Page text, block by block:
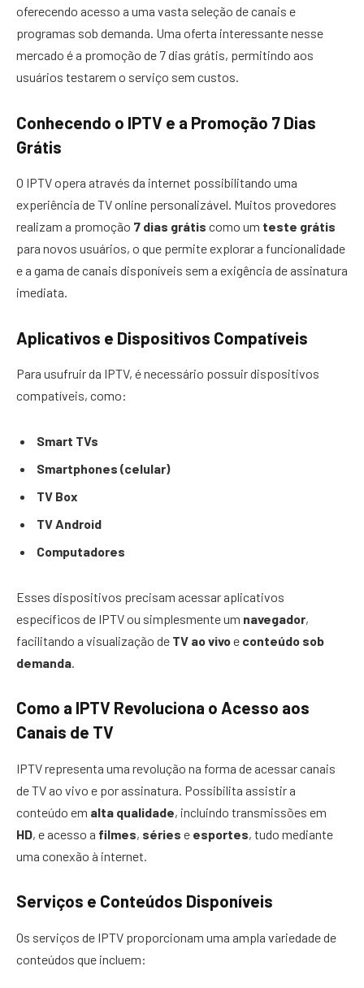
oferecendo acesso a uma vasta seleção de canais e
programas sob demanda. Uma oferta interessante nesse
mercado é a promoção de 7 dias grátis, permitindo aos
usuários testarem o serviço sem custos.
Conhecendo o IPTV e a Promoção 7 Dias
Grátis
O IPTV opera através da internet possibilitando uma
experiência de TV online personalizável. Muitos provedores
realizam a promoção 7 dias grátis como um teste grátis
para novos usuários, o que permite explorar a funcionalidade
e a gama de canais disponíveis sem a exigência de assinatura
imediata.
Aplicativos e Dispositivos Compatíveis
Para usufruir da IPTV, é necessário possuir dispositivos
compatíveis, como:
Smart TVs
Smartphones (celular)
TV Box
TV Android
Computadores
Esses dispositivos precisam acessar aplicativos
específicos de IPTV ou simplesmente um navegador,
facilitando a visualização de TV ao vivoe conteúdo sob
demanda
Como a IPTV Revoluciona o Acesso aos
Canais de TV
IPTV representa uma revolução na forma de acessar canais
de TV ao vivo e por assinatura. Possibilita assistir a
conteúdo em alta qualidade, incluindo transmissões em
HD, e acesso a filmes, séries e esportes, tudo mediante
uma conexão à internet.
Serviços e Conteúdos Disponíveis
Os serviços de IPTV proporcionam uma ampla variedade de
conteúdos que incluem: